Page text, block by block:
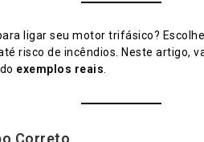
ligar seu motor trifásico?
risco de incêndios. Neste artigo,
exemplos reais
Correto